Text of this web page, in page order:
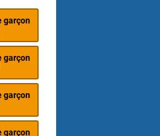
garçon
garçon
garçon
garçon